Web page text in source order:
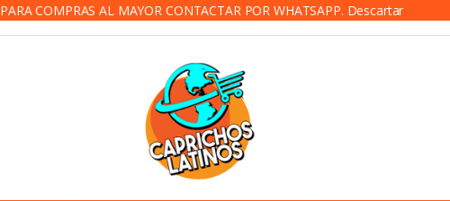
PARA COMPRAS AL MAYOR CONTACTAR POR WHATSAPP. Descartar